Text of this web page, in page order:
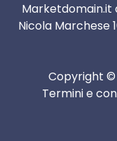
Marketdomain.it
Nicola Marchese
Copyright ©
Termini e